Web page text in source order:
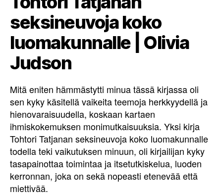
seksineuvoja koko
luomakunnalle | Olivia
Judson
Mitä eniten hämmästytti minua tässä kirjassa oli
sen kyky käsitellä vaikeita teemoja herkkyydellä ja
hienovaraisuudella, koskaan kartaen
ihmiskokemuksen monimutkaisuuksia. Yksi kirja
Tohtori Tatjanan seksineuvoja koko luomakunnalle
todella teki vaikutuksen minuun, oli kirjailijan kyky
tasapainottaa toimintaa ja itsetutkiskelua, luoden
kerronnan, joka on sekä nopeasti etenevää että
miettivää.